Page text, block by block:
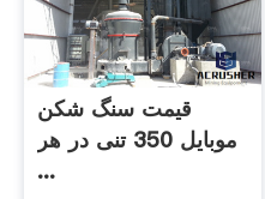
قیمت سنگ شکن
موبایل 350 تنی در هر
...